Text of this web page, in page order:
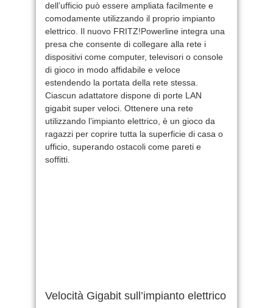
dell’ufficio può essere ampliata facilmente e
comodamente utilizzando il proprio impianto
elettrico. Il nuovo FRITZ!Powerline integra una
presa che consente di collegare alla rete i
dispositivi come computer, televisori o console
di gioco in modo affidabile e veloce
estendendo la portata della rete stessa.
Ciascun adattatore dispone di porte LAN
gigabit super veloci. Ottenere una rete
utilizzando l’impianto elettrico, è un gioco da
ragazzi per coprire tutta la superficie di casa o
ufficio, superando ostacoli come pareti e
soffitti.
Velocità Gigabit sull’impianto elettrico